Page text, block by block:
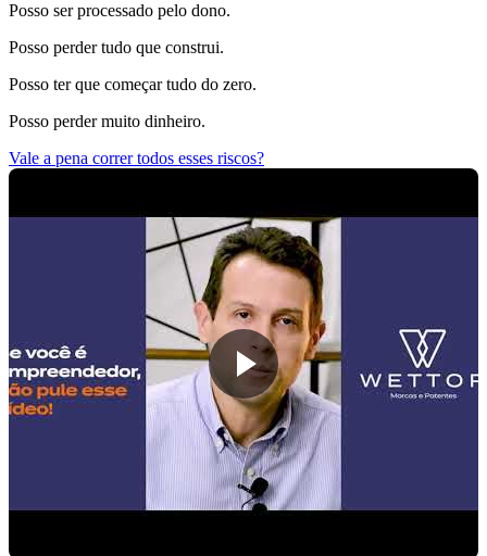
Posso ser processado pelo dono.
Posso perder tudo que construi.
Posso ter que começar tudo do zero.
Posso perder muito dinheiro.
Vale a pena correr todos esses riscos?